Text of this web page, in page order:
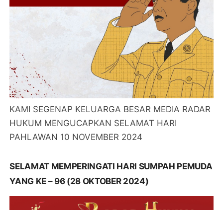
KAMI SEGENAP KELUARGA BESAR MEDIA RADAR
HUKUM MENGUCAPKAN SELAMAT HARI
PAHLAWAN 10 NOVEMBER 2024
SELAMAT MEMPERINGATI HARI SUMPAH PEMUDA
YANG KE – 96 (28 OKTOBER 2024)